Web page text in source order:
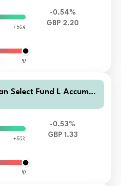
+50%
10
-0.54%
GBP 2.20
Select Fund L Accumul
+50%
10
-0.53%
GBP 1.33